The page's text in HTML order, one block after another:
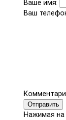
Ваше имя:
Ваш
Отправить
Нажимая на